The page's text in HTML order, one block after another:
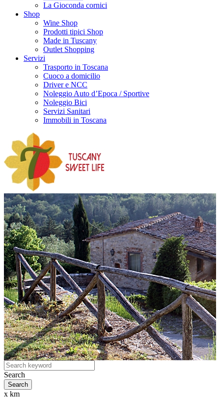
La Gioconda cornici
Shop
Wine Shop
Prodotti tipici Shop
Made in Tuscany
Outlet Shopping
Servizi
Trasporto in Toscana
Cuoco a domicilio
Driver e NCC
Noleggio Auto d’Epoca / Sportive
Noleggio Bici
Servizi Sanitari
Immobili in Toscana
Search
x km